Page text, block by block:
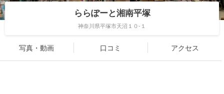
ららぽーと湘南平塚
神奈川県平塚市天沼１０-１
写真・動画 口コミ アクセス